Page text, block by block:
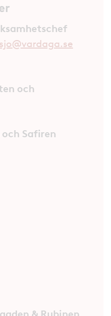
och
Safiren